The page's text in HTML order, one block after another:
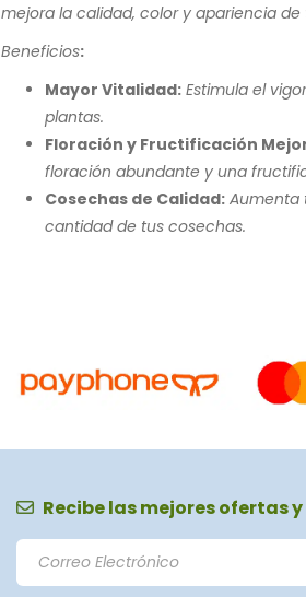
mejora la calidad, color y apariencia de
Beneficios:
Mayor Vitalidad: Estimula el
plantas.
Floración y Fructificación
floración abundante y una
Cosechas de Calidad: Aumenta
cantidad de tus cosechas.
Recibe las mejores ofertas